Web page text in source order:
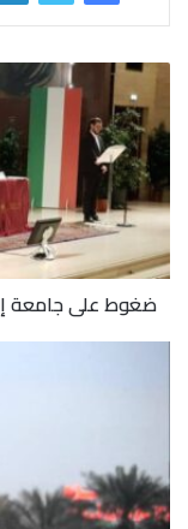
ضغوط على جامعة